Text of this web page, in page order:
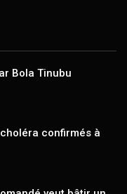
Bola Tinubu
confirmés à